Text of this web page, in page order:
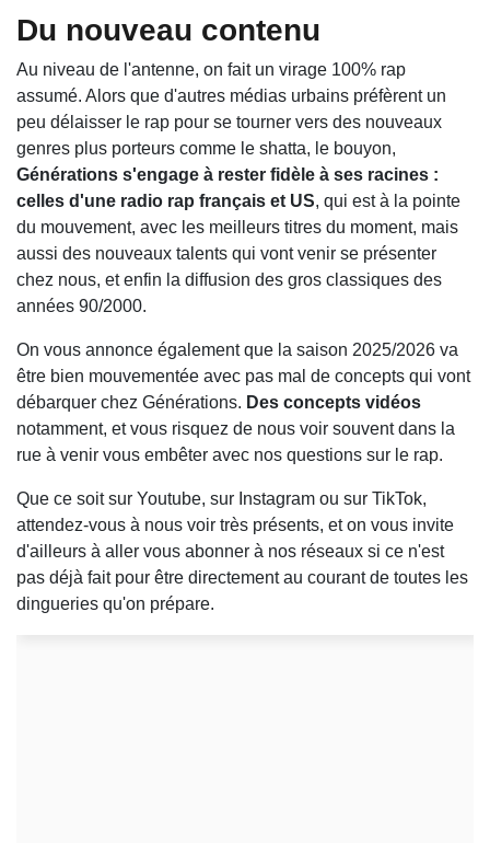
Du nouveau contenu
Au niveau de l'antenne, on fait un virage 100% rap
assumé. Alors que d'autres médias urbains préfèrent un
peu délaisser le rap pour se tourner vers des nouveaux
genres plus porteurs comme le shatta, le bouyon,
Générations s'engage à rester fidèle à ses racines :
celles d'une radio rap français et US, qui est à la pointe
du mouvement, avec les meilleurs titres du moment, mais
aussi des nouveaux talents qui vont venir se présenter
chez nous, et enfin la diffusion des gros classiques des
années 90/2000.
On vous annonce également que la saison 2025/2026 va
être bien mouvementée avec pas mal de concepts qui vont
débarquer chez Générations. Des concepts vidéos
notamment, et vous risquez de nous voir souvent dans la
rue à venir vous embêter avec nos questions sur le rap.
Que ce soit sur Youtube, sur Instagram ou sur TikTok,
attendez-vous à nous voir très présents, et on vous invite
d'ailleurs à aller vous abonner à nos réseaux si ce n'est
pas déjà fait pour être directement au courant de toutes les
dingueries qu'on prépare.